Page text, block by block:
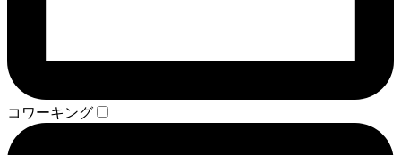
コワーキング